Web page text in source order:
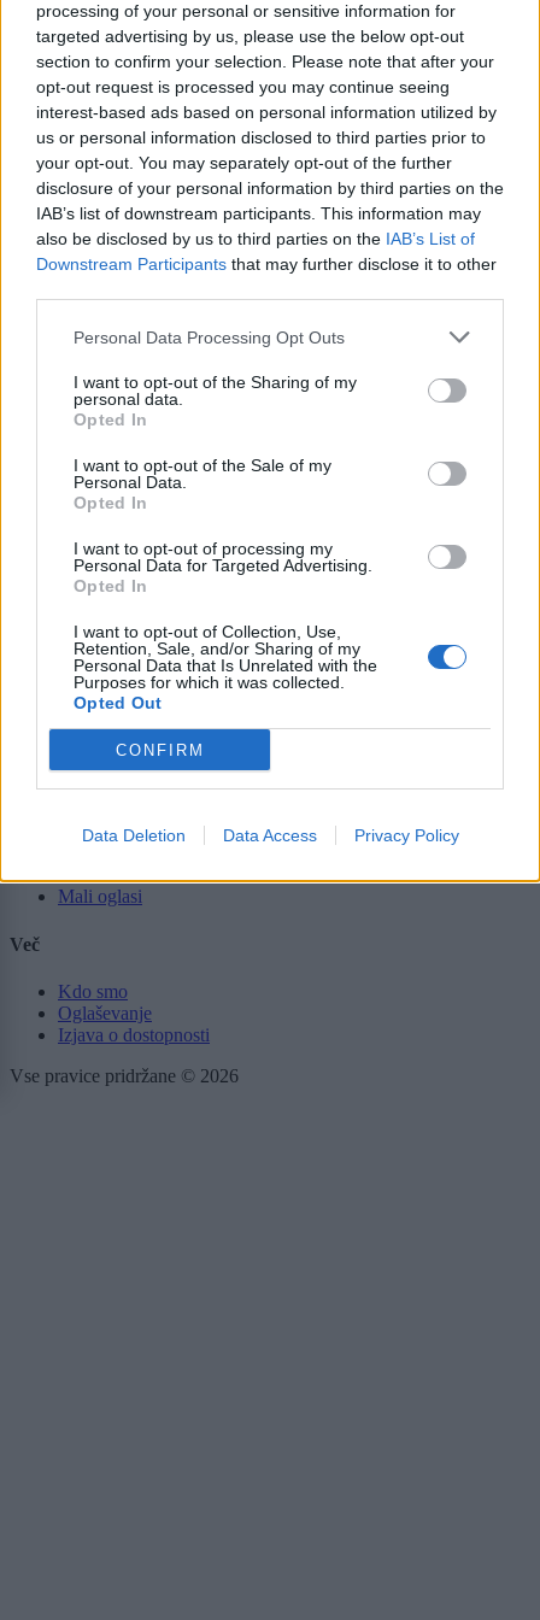
processing of your personal or sensitive information for
targeted advertising by us, please use the below opt-out
section to confirm your selection. Please note that after your
opt-out request is processed you may continue seeing
interest-based ads based on personal information utilized by
us or personal information disclosed to third parties prior to
your opt-out. You may separately opt-out of the further
disclosure of your personal information by third parties on the
IAB’s list of downstream participants. This information may
also be disclosed by us to third parties on the IAB’s List of
Downstream Participants that may further disclose it to other
Personal Data Processing Opt Outs
I want to opt-out of the Sharing of my
personal data.
Opted In
I want to opt-out of the Sale of my
Personal Data.
Opted In
I want to opt-out of processing my
Personal Data for Targeted Advertising.
Opted In
I want to opt-out of Collection, Use,
Retention, Sale, and/or Sharing of my
Personal Data that Is Unrelated with the
Purposes for which it was collected.
Opted Out
CONFIRM
Data Deletion Data Access Privacy Policy
Nisem robot
Naročite se
Imaš novico, informacijo, fotografijo ali video, ki bi nas utegnila
zanimati? Najboljše nagradimo.
Pošlji
Moji Mediji d.o.o.
sobotainfo.com• mariborinfo.com •ptujinfo.com pomurec.com
Vse pravice pridržane © 2026
Tematike
Slovenija
Svet
Politika
Kronika
Zdravje
Šport
Kultura
Scena
Rubrike
Dogodki
Forum
Mali oglasi
Več
Kdo smo
Oglaševanje
Izjava o dostopnosti
Vse pravice pridržane © 2026
Prijavi se na cajtng